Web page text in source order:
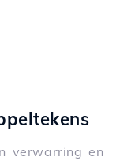
verwarring en